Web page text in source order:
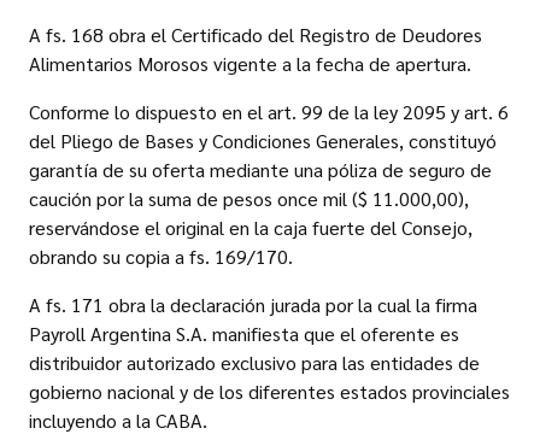
A fs. 168 obra el Certificado del Registro de Deudores
Alimentarios Morosos vigente a la fecha de apertura.
Conforme lo dispuesto en el art. 99 de la ley 2095 y art. 6
del Pliego de Bases y Condiciones Generales, constituyó
garantía de su oferta mediante una póliza de seguro de
caución por la suma de pesos once mil ($ 11.000,00),
reservándose el original en la caja fuerte del Consejo,
obrando su copia a fs. 169/170.
A fs. 171 obra la declaración jurada por la cual la firma
Payroll Argentina S.A. manifiesta que el oferente es
distribuidor autorizado exclusivo para las entidades de
gobierno nacional y de los diferentes estados provinciales
incluyendo a la CABA.